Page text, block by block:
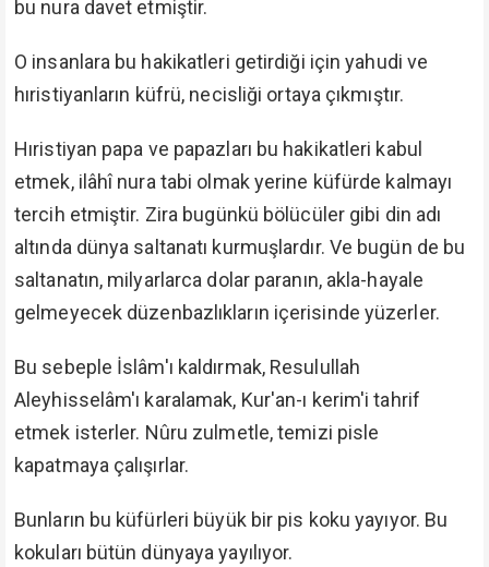
bu nura davet etmiştir.
O insanlara bu hakikatleri getirdiği için yahudi ve
hıristiyanların küfrü, necisliği ortaya çıkmıştır.
Hıristiyan papa ve papazları bu hakikatleri kabul
etmek, ilâhî nura tabi olmak yerine küfürde kalmayı
tercih etmiştir. Zira bugünkü bölücüler gibi din adı
altında dünya saltanatı kurmuşlardır. Ve bugün de bu
saltanatın, milyarlarca dolar paranın, akla-hayale
gelmeyecek düzenbazlıkların içerisinde yüzerler.
Bu sebeple İslâm'ı kaldırmak, Resulullah
Aleyhisselâm'ı karalamak, Kur'an-ı kerim'i tahrif
etmek isterler. Nûru zulmetle, temizi pisle
kapatmaya çalışırlar.
Bunların bu küfürleri büyük bir pis koku yayıyor. Bu
kokuları bütün dünyaya yayılıyor.